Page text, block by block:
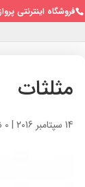
فروشگاه اینترنتی پرواز 09128501125 /
مثلثات
14 سپتامبر 2016 | 0 نظر